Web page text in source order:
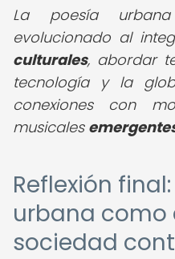
La poesía
evolucionado al
culturales, abordar
tecnología y la
conexiones con
musicales
Reflexión
urbana como
sociedad